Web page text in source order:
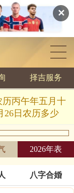
✕
择吉服务
历丙午年五月十
26日农历多少
2026年表
八字合婚